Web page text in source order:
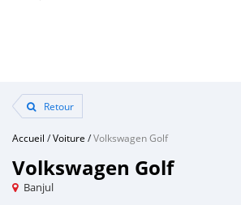
Retour
Accueil /Voiture /Volkswagen Golf
Volkswagen Golf
Banjul